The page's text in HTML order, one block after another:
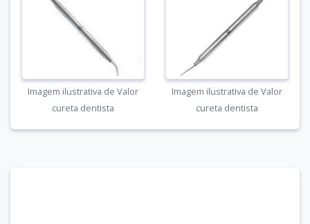
Imagem ilustrativa de Valor
cureta dentista
Imagem ilustrativa de Valor
cureta dentista